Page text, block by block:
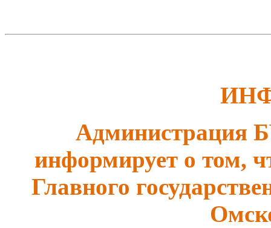
Администрация
информирует о том,
Главного